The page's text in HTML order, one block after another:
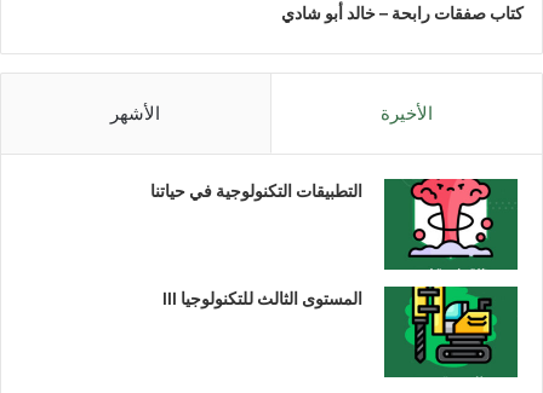
كتاب صفقات رابحة – خالد أبو شادي
الأخيرة الأشهر
التطبيقات التكنولوجية في حياتنا
المستوى الثالث للتكنولوجيا III